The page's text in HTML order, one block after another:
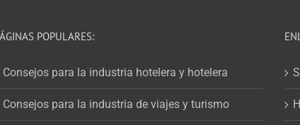
POPULARES:
Consejos para la industria hotelera y hotelera
Consejos para la industria de viajes y turismo